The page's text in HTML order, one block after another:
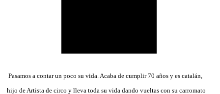
Pasamos a contar un poco su vida. Acaba de cumplir 70 años y es catalán,
hijo de Artista de circo y lleva toda su vida dando vueltas con su carromato